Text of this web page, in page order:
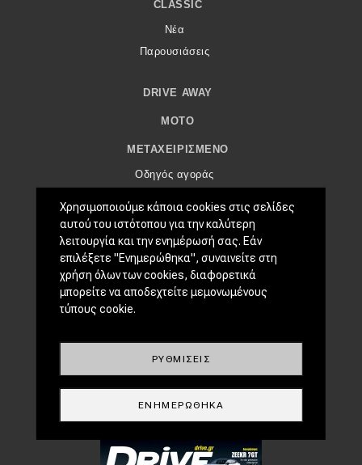
CLASSIC
Νέα
Παρουσιάσεις
DRIVE AWAY
MOTO
ΜΕΤΑΧΕΙΡΙΣΜΈΝΟ
Οδηγός αγοράς
ΧΡΗΣΤΙΚΆ
Συμβουλές
ΚΤΕΟ
DRIVE USED
Περιοδικό
Χρησιμοποιούμε κάποια cookies στις σελίδες
αυτού του ιστότοπου για την καλύτερη
λειτουργία και την ενημέρωσή σας. Εάν
επιλέξετε "Ενημερώθηκα", συναινείτε στη
χρήση όλων των cookies, διαφορετικά
μπορείτε να αποδεχτείτε μεμονωμένους
τύπους cookie.
ΡΥΘΜΊΣΕΙΣ
ΕΝΗΜΕΡΏΘΗΚΑ